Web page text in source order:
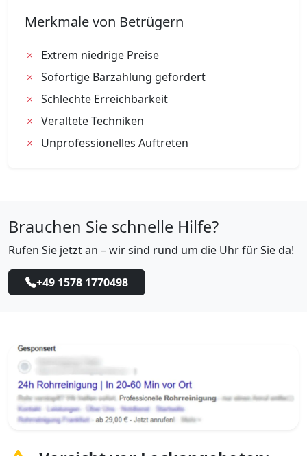
Merkmale von Betrügern
Extrem niedrige Preise
Sofortige Barzahlung gefordert
Schlechte Erreichbarkeit
Veraltete Techniken
Unprofessionelles Auftreten
Brauchen Sie schnelle Hilfe?
Rufen Sie jetzt an – wir sind rund um die Uhr für Sie da!
+49 1578 1770498